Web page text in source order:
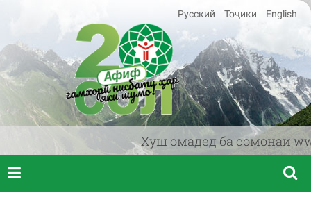
Хуш омадед ба сомонаи
Русский Тоҷики English